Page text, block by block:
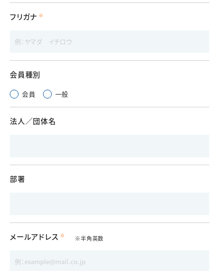
フリガナ
会員種別
会員 一般
法人／団体名
部署
メールアドレス ※半角英数